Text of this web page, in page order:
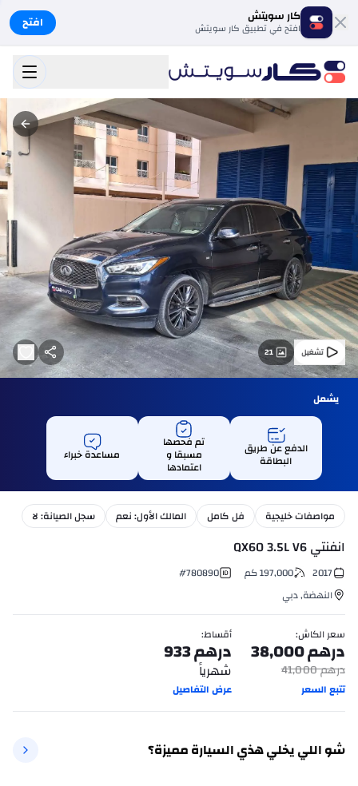
كار سويتش
افتح في تطبيق كار سويتش افتح
21
يشمل
الدفع عن طريق
البطاقة
تم فحصها
مسبقا و
اعتمادها
مساعدة خبراء
مواصفات خليجية فل كامل المالك الأول: نعم سجل الصيانة: لا
انفنتي QX60 3.5L V6
2017
197,000 كم #780890
النهضة,دبي
سعر الكاش:
درهم38,000
درهم41,000
تتبع السعر
أقساط:
درهم933
شهرياً
عرض التفاصيل
شو اللي يخلي هذي السيارة مميزة؟